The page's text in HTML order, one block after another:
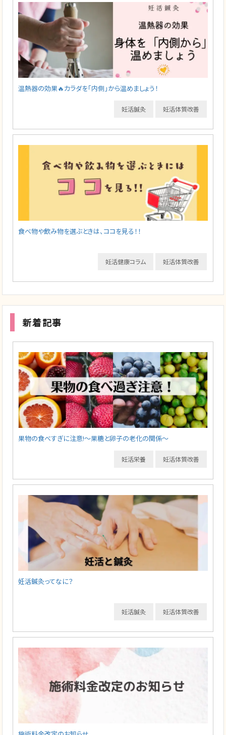
温熱器の効果🔥カラダを「内側」から温めましょう！
妊活体質改善
妊活鍼灸
食べ物や飲み物を選ぶときは、ココを見る！！
妊活体質改善
妊活健康コラム
新着記事
果物の食べすぎに注意!～果糖と卵子の老化の関係～
妊活体質改善
妊活栄養
妊活鍼灸ってなに？
妊活体質改善
妊活鍼灸